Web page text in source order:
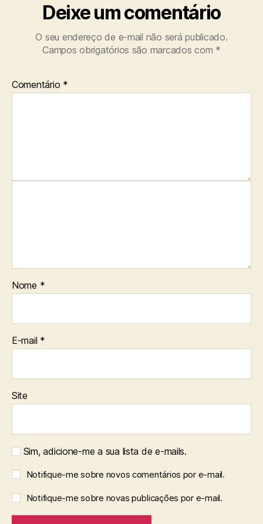
Deixe um comentário
O seu endereço de e-mail não será publicado.
Campos obrigatórios são marcados com *
Comentário *
Nome *
E-mail *
Site
Sim, adicione-me a sua lista de e-mails.
Notifique-me sobre novos comentários por e-mail.
Notifique-me sobre novas publicações por e-mail.